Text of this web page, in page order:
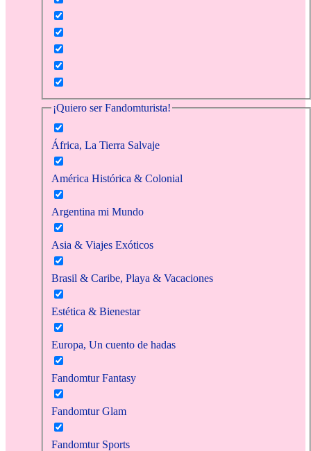
¡Quiero ser Fandomturista!
África, La Tierra Salvaje
América Histórica & Colonial
Argentina mi Mundo
Asia & Viajes Exóticos
Brasil & Caribe, Playa & Vacaciones
Estética & Bienestar
Europa, Un cuento de hadas
Fandomtur Fantasy
Fandomtur Glam
Fandomtur Sports